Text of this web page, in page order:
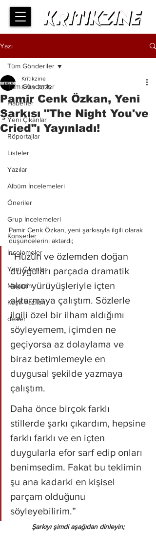
Yazı
Tüm Gönderiler
Haberler
Yeni Çıkanlar
Röportajlar
Listeler
Yazılar
Albüm İncelemeleri
Öneriler
Grup İncelemeleri
Konserler
İncelemeler
Yeni Çıkanlar
Magazin
Keşif Yazıları
deliler
Tüm Gönderiler
Pamir Cenk Özkan, Yeni
Şarkısı "The Night You've
Cried"ı Yayınladı!
Kritikzine
8 Mar 2025
Pamir Cenk Özkan, yeni şarkısıyla ilgili olarak
düşüncelerini aktardı;
“Hüzün ve özlemden doğan
duyguları parçada dramatik
akor yürüyüşleriyle içten
aktarmaya çalıştım. Sözlerle
ilgili özel bir ilham aldığımı
söyleyemem, içimden ne
geçiyorsa az dolaylama ve
biraz betimlemeyle en
duygusal şekilde yazmaya
çalıştım.
Daha önce birçok farklı
stillerde şarkı çıkardım, hepsine
farklı farklı ve en içten
duygularla efor sarf edip onları
benimsedim. Fakat bu teklimin
şu ana kadarki en kişisel
parçam olduğunu
söyleyebilirim.”
Şarkıyı şimdi aşağıdan dinleyin;